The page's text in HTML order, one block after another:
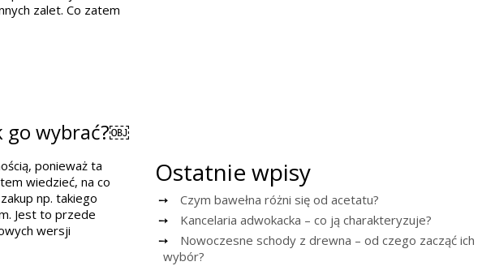
Ostatnie wpisy
Czym bawełna różni się od acetatu?
Kancelaria adwokacka – co ją charakteryzuje?
Nowoczesne schody z drewna – od czego zacząć ich
wybór?
zalet. Co zatem
go wybrać?￼
ponieważ ta
wiedzieć, na co
np. takiego
Jest to przede
wersji